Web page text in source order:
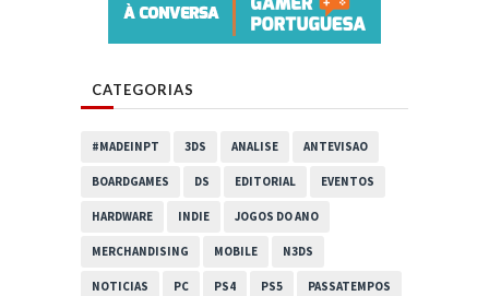
CATEGORIAS
#MADEINPT 3DS ANALISE ANTEVISAO
BOARDGAMES DS EDITORIAL EVENTOS
HARDWARE INDIE JOGOS DO ANO
MERCHANDISING MOBILE N3DS
NOTICIAS PC PS4 PS5 PASSATEMPOS